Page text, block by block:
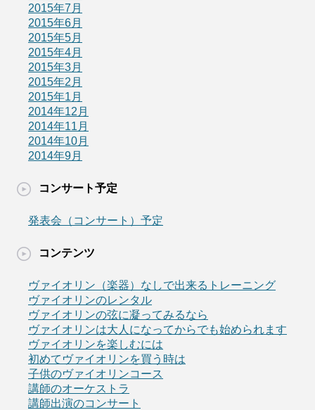
2015年7月
2015年6月
2015年5月
2015年4月
2015年3月
2015年2月
2015年1月
2014年12月
2014年11月
2014年10月
2014年9月
コンサート予定
発表会（コンサート）予定
コンテンツ
ヴァイオリン（楽器）なしで出来るトレーニング
ヴァイオリンのレンタル
ヴァイオリンの弦に凝ってみるなら
ヴァイオリンは大人になってからでも始められます
ヴァイオリンを楽しむには
初めてヴァイオリンを買う時は
子供のヴァイオリンコース
講師のオーケストラ
講師出演のコンサート